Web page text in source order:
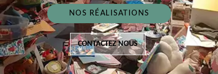
NOS RÉALISATIONS
CONTACTEZ NOUS